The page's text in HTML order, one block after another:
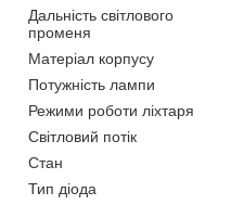
Дальність світлового
променя
Матеріал корпусу
Потужність лампи
Режими роботи ліхтаря
Світловий потік
Стан
Тип діода